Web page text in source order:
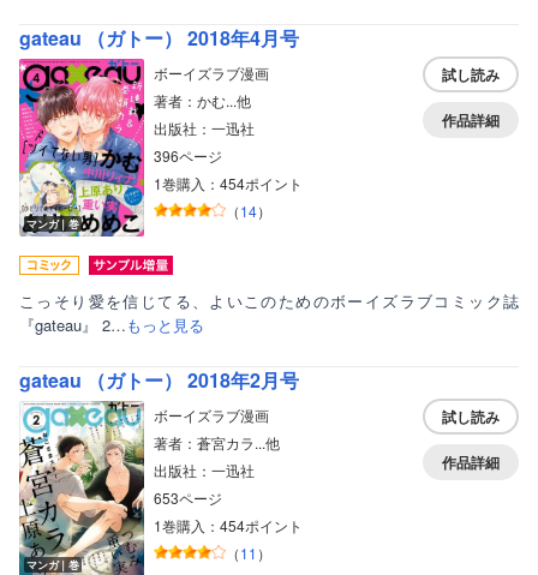
gateau （ガトー） 2018年4月号
マンガ｜巻
ボーイズラブ漫画
著者：かむ...他
出版社：一迅社
396ページ
1巻購入：454ポイント
（14）
試し読み
作品詳細
こっそり愛を信じてる、よいこのためのボーイズラブコミック誌
『gateau』 2…もっと見る
gateau （ガトー） 2018年2月号
マンガ｜巻
ボーイズラブ漫画
著者：蒼宮カラ...他
出版社：一迅社
653ページ
1巻購入：454ポイント
（11 ）
試し読み
作品詳細